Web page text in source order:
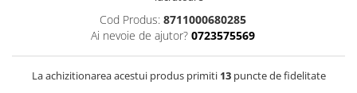
Cod Produs: 8711000680285
Ai nevoie de ajutor? 0723575569
La achizitionarea acestui produs primiti 13puncte de fidelitate